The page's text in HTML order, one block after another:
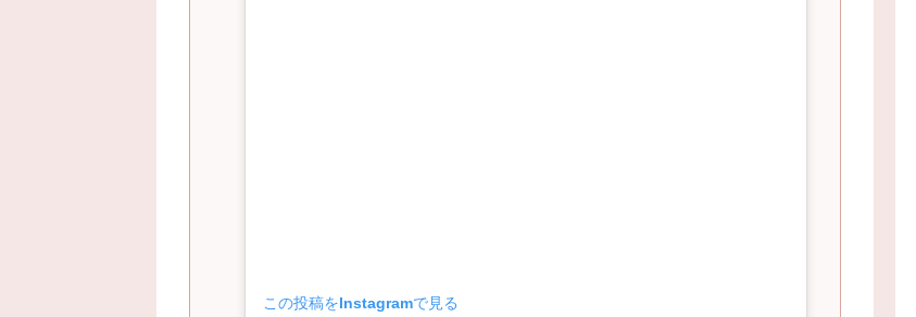
この投稿をInstagramで見る